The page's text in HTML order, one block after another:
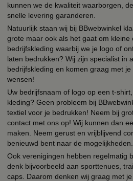
kunnen we de kwaliteit waarborgen,
snelle levering garanderen.
Natuurlijk staan wij bij BBwebwinkel
grote maar ook als het gaat om kleine
bedrijfskleding waarbij we je logo of
laten bedrukken? Wij zijn specialist in
bedrijfskleding en komen graag met
wensen!
Uw bedrijfsnaam of logo op een t-
kleding? Geen probleem bij
textiel voor je bedrukken! Neem bij
contact met ons op! Wij kunnen dan
maken. Neem gerust en vrijblijvend
benieuwd bent naar de mogelijkheden.
Ook verenigingen hebben regelmatig
denk bijvoorbeeld aan sporttenues,
caps. Daarom denken wij graag met